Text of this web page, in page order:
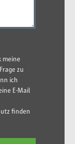
meine
zu
ich
E-Mail
finden